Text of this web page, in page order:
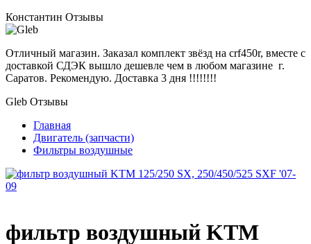
Константин Отзывы
Отличный магазин. Заказал комплект звёзд на crf450r, вместе с
доставкой СДЭК вышло дешевле чем в любом магазине г.
Саратов. Рекомендую. Доставка 3 дня !!!!!!!!
Gleb Отзывы
Главная
Двигатель (запчасти)
Фильтры воздушные
фильтр воздушный KTM